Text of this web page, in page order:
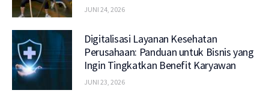
JUNI 24, 2026
Digitalisasi Layanan Kesehatan
Perusahaan: Panduan untuk Bisnis yang
Ingin Tingkatkan Benefit Karyawan
JUNI 23, 2026